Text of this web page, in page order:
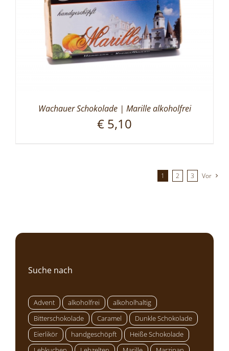
Wachauer Schokolade | Marille alkoholfrei
€ 5,10
1 2 3 Vor
Suche nach
Advent alkoholfrei
alkoholhaltig
Bitterschokolade
Caramel
Dunkle Schokolade
Eierlikör
handgeschöpft
Heiße Schokolade